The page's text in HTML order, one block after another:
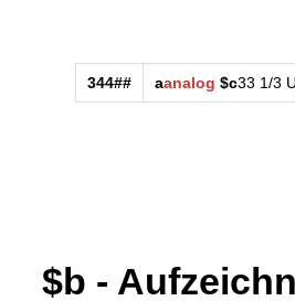
344## aanalog $c33 1/3
$b -